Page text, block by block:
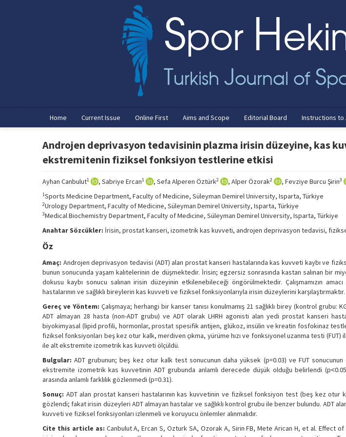
Home Current Issue Online First Aims and Scope Editorial Board Instructions to
Androjen deprivasyon tedavisinin plazma irisin düzeyine, kas
ekstremitenin fiziksel fonksiyon testlerine etkisi
Ayhan Canbulut1 , Sabriye Ercan1 , Sefa Alperen Öztürk2 , Alper Özorak2 , Fevziye Burcu Şirin3
1Sports Medicine Department, Faculty of Medicine, Süleyman Demirel University, Isparta, Türkiye
2Urology Department, Faculty of Medicine, Süleyman Demirel University, Isparta, Türkiye
3Medical Biochemistry Department, Faculty of Medicine, Süleyman Demirel University, Isparta, Türkiye
Anahtar Sözcükler: İrisin, prostat kanseri, izometrik kas kuvveti, androjen deprivasyon tedavisi,
Öz
Amaç: Androjen deprivasyon tedavisi (ADT) alan prostat kanseri hastalarında kas kuvveti kaybı ve
bunun sonucunda yaşam kalitelerinin de düşmektedir. İrisin; egzersiz sonrasında kastan salınan bir
dokusu kaybı sonucu salınan irisin düzeyinin etkilenebileceği öngörülmektedir. Çalışmamızın
hastalarının ve sağlıklı bireylerin kas kuvveti ve fiziksel fonksiyonlarıyla irisin düzeylerini karşılaştırmaktır.
Gereç ve Yöntem: Çalışmaya; herhangi bir kanser tanısı konulmamış 21 sağlıklı birey (kontrol
ADT almayan 28 hasta (non-ADT grubu) ve ADT olarak LHRH agonisti alan yedi prostat kanseri
biyokimyasal (lipid profili, hormonlar, prostat spesifik antijen, glükoz, insülin ve kreatin fosfokinaz testleri)
fiziksel fonksiyonları beş kez otur kalk, merdiven çıkma, yürüme hızı ve fonksiyonel uzanma testi
ile alt ekstremite izometrik kas kuvveti ölçüldü.
Bulgular: ADT grubunun; beş kez otur kalk test sonucunun daha yüksek (p=0.03) ve FUT
ekstremite izometrik kas kuvvetinin ADT grubunda anlamlı derecede düşük olduğu belirlendi
arasında anlamlı farklılık gözlenmedi (p=0.31).
Sonuç: ADT alan prostat kanseri hastalarının kas kuvvetinin ve fiziksel fonksiyon test (beş kez otur
gözlendi; fakat irisin düzeyleri ADT almayan hastalar ve sağlıklı kontrol grubu ile benzer bulundu. ADT
kuvveti ve fiziksel fonksiyonları izlenmeli ve koruyucu önlemler alınmalıdır.
Cite this article as: Canbulut A, Ercan S, Ozturk SA, Ozorak A, Sirin FB, Mete Arican H, et al. Effect